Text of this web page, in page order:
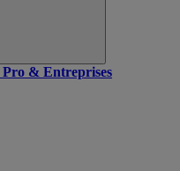
Pro & Entreprises